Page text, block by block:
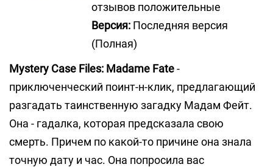
отзывов положительные
Версия: Последняя версия
(Полная)
Mystery Case Files: Madame Fate-
приключенческий поинт-н-клик, предлагающий
разгадать таинственную загадку Мадам Фейт.
Она - гадалка, которая предсказала свою
смерть. Причем по какой-то причине она знала
точную дату и час. Она попросила вас